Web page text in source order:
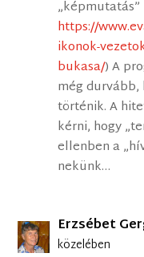
https://
ikonok-
bukasa/) A
még
történik. A
kérni, hogy
ellenben a
nekünk…
Erzsébet
közelében